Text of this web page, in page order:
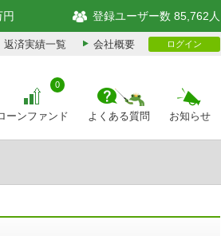
円 登録ユーザー数 85,762人
返済実績一覧 会社概要 ログイン
ーンファンド
0
よくある質問 お知らせ